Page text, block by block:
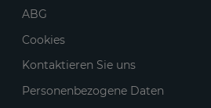
ABG
Cookies
Kontaktieren Sie uns
Personenbezogene Daten